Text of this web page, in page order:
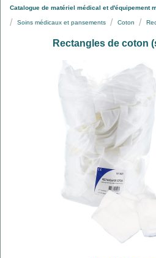
Catalogue de matériel médical et d'équipement
Soins médicaux et pansements Coton
Rectangles de coton